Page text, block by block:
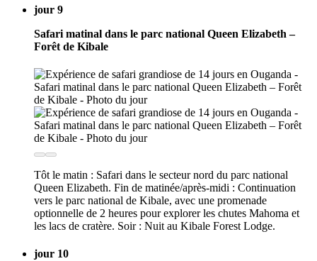
jour 9
Safari matinal dans le parc national Queen Elizabeth –
Forêt de Kibale
Tôt le matin : Safari dans le secteur nord du parc national
Queen Elizabeth. Fin de matinée/après-midi : Continuation
vers le parc national de Kibale, avec une promenade
optionnelle de 2 heures pour explorer les chutes Mahoma et
les lacs de cratère. Soir : Nuit au Kibale Forest Lodge.
jour 10